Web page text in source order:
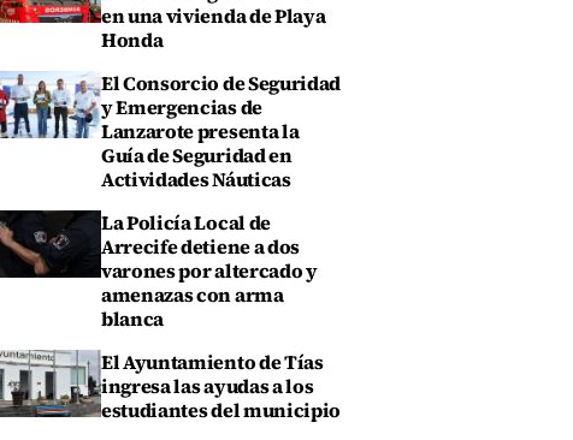
en una vivienda de Playa
Honda
El Consorcio de Seguridad
y Emergencias de
Lanzarote presenta la
Guía de Seguridad en
Actividades Náuticas
La Policía Local de
Arrecife detiene a dos
varones por altercado y
amenazas con arma
blanca
El Ayuntamiento de Tías
ingresa las ayudas a los
estudiantes del municipio